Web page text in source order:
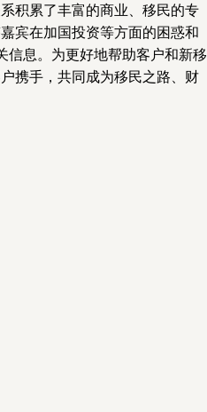
积累了丰富的商业、移民的专
宾在加国投资等方面的困惑和
信息。为更好地帮助客户和新移
携手，共同成为移民之路、财